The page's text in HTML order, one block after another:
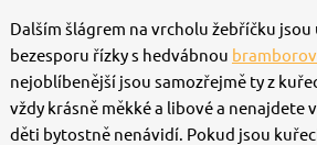
Dalším šlágrem na vrcholu žebříčku
bezesporu řízky s hedvábnou
nejoblíbenější jsou samozřejmě ty z
vždy krásně měkké a libové a nenajdete
děti bytostně nenávidí. Pokud jsou